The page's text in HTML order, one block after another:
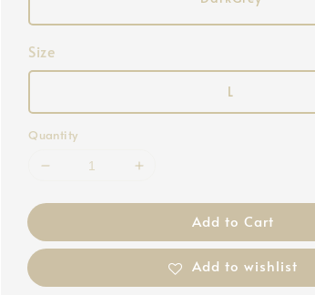
Size
L
Quantity
Add to Cart
Add to wishlist